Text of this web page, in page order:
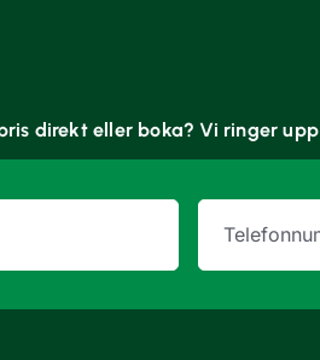
direkt eller boka? Vi ringer